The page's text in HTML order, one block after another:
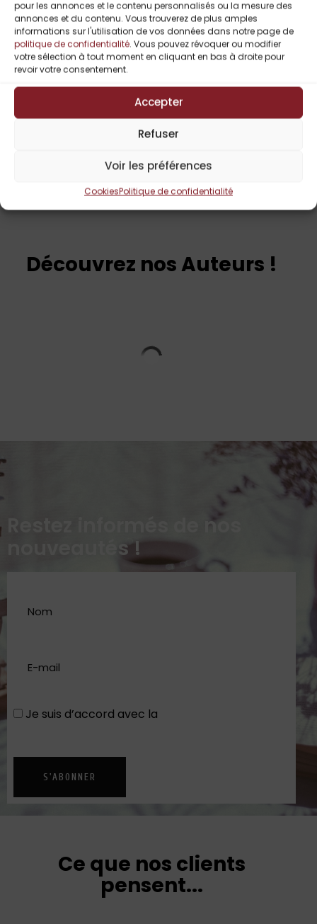
pour les annonces et le contenu personnalisés ou la mesure des
annonces et du contenu. Vous trouverez de plus amples
informations sur l'utilisation de vos données dans notre page de
politique de confidentialité. Vous pouvez révoquer ou modifier
votre sélection à tout moment en cliquant en bas à droite pour
revoir votre consentement.
Accepter
Refuser
Voir les préférences
CookiesPolitique de confidentialité
Fusion Parfaite 1 :
Flirt Sous La Neige
Découvrez nos Auteurs !
Restez informés de nos
nouveautés !
Je suis d’accord avec la
S'ABONNER
Ce que nos clients
pensent...